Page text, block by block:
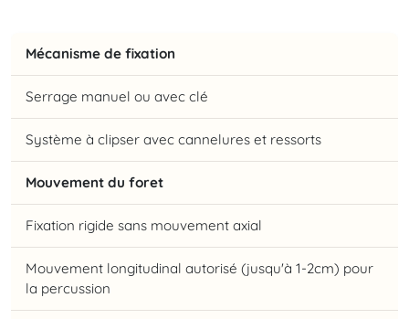
Mécanisme de fixation
Serrage manuel ou avec clé
Système à clipser avec cannelures et ressorts
Mouvement du foret
Fixation rigide sans mouvement axial
Mouvement longitudinal autorisé (jusqu'à 1-2cm) pour
la percussion